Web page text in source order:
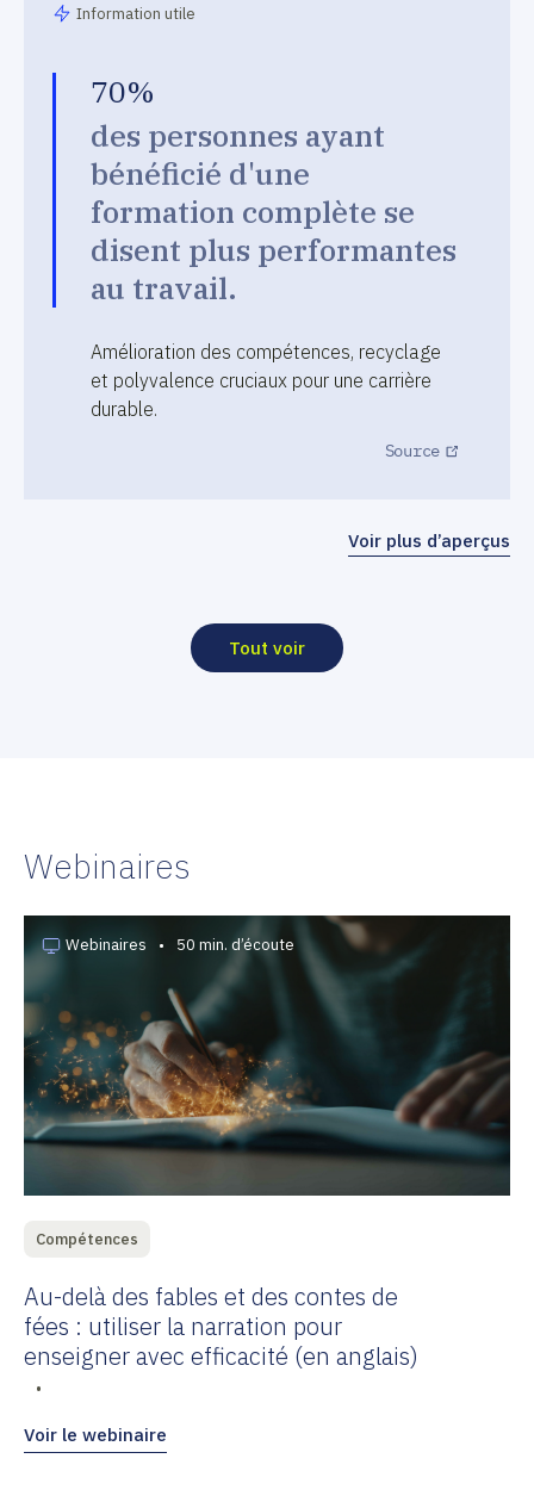
Information utile
70%
des personnes ayant
bénéficié d'une
formation complète se
disent plus performantes
au travail.
Amélioration des compétences, recyclage
et polyvalence cruciaux pour une carrière
durable.
Source
Voir plus d’aperçus
Tout voir
Webinaires
Webinaires • 50 min. d’écoute
Compétences
Au-delà des fables et des contes de
fées : utiliser la narration pour
enseigner avec efficacité (en anglais)
•
Voir le webinaire